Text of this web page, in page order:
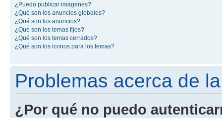
¿Puedo publicar imagenes?
¿Qué son los anuncios globales?
¿Qué son los anuncios?
¿Qué son los temas fijos?
¿Qué son los temas cerrados?
¿Qué son los iconos para los temas?
Problemas acerca de
¿Por qué no puedo